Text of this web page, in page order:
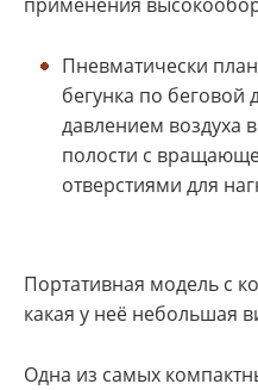
Пневматически
бегунка по беговой
давлением воздуха
полости с
отверстиями для
Портативная модель с
какая у неё небольшая
Одна из самых